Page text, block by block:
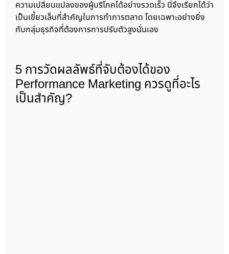
ความเปลี่ยนแปลงของผู้บริโภคได้อย่างรวดเร็ว นี่จึงเรียกได้ว่า
เป็นเขี้ยวเล็บที่สำคัญในการทำการตลาด โดยเฉพาะอย่างยิ่ง
กับกลุ่มธุรกิจที่ต้องการการปรับตัวสูงนั่นเอง
5 การวัดผลลัพธ์ที่จับต้องได้ของ
Performance Marketing ควรดูที่อะไร
เป็นสำคัญ?